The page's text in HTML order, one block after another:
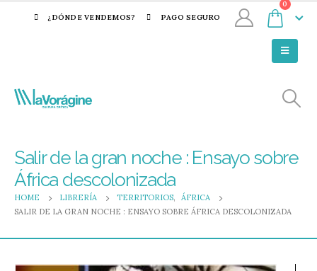
¿DÓNDE VENDEMOS? PAGO SEGURO
0
Salir de la gran noche : Ensayo sobre
África descolonizada
HOME LIBRERÍA TERRITORIOS,
ÁFRICA
SALIR DE LA GRAN NOCHE : ENSAYO SOBRE ÁFRICA DESCOLONIZADA